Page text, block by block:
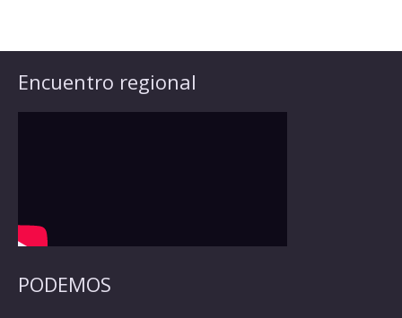
Encuentro regional
PODEMOS